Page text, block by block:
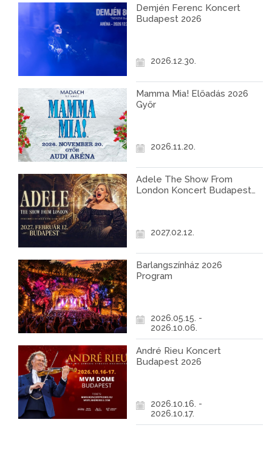
Demjén Ferenc Koncert
Budapest 2026
2026.12.30.
Mamma Mia! Előadás 2026
Győr
2026.11.20.
Adele The Show From
London Koncert Budapest
2027.02.12.
Barlangszínház 2026
Program
2026.05.15. -
2026.10.06.
André Rieu Koncert
Budapest 2026
2026.10.16. -
2026.10.17.